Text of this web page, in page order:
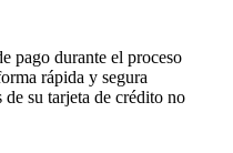
pago durante el proceso
rápida y segura
de su tarjeta de crédito no